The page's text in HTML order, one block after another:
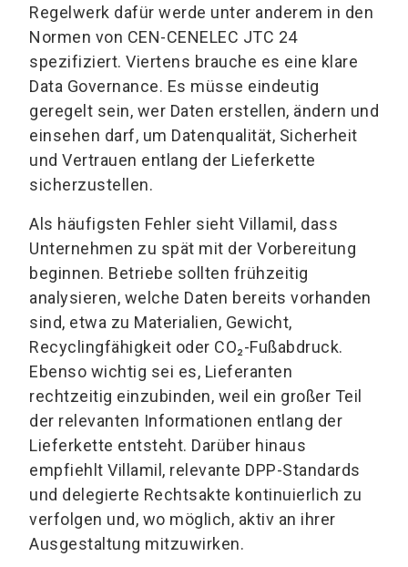
Regelwerk dafür werde unter anderem in den
Normen von CEN-CENELEC JTC 24
spezifiziert. Viertens brauche es eine klare
Data Governance. Es müsse eindeutig
geregelt sein, wer Daten erstellen, ändern und
einsehen darf, um Datenqualität, Sicherheit
und Vertrauen entlang der Lieferkette
sicherzustellen.
Als häufigsten Fehler sieht Villamil, dass
Unternehmen zu spät mit der Vorbereitung
beginnen. Betriebe sollten frühzeitig
analysieren, welche Daten bereits vorhanden
sind, etwa zu Materialien, Gewicht,
Recyclingfähigkeit oder CO₂-Fußabdruck.
Ebenso wichtig sei es, Lieferanten
rechtzeitig einzubinden, weil ein großer Teil
der relevanten Informationen entlang der
Lieferkette entsteht. Darüber hinaus
empfiehlt Villamil, relevante DPP-Standards
und delegierte Rechtsakte kontinuierlich zu
verfolgen und, wo möglich, aktiv an ihrer
Ausgestaltung mitzuwirken.